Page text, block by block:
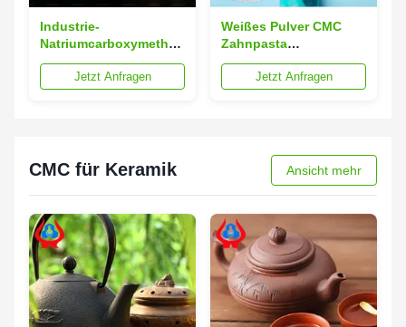
Industrie-
Natriumcarboxymethyl
Cellulose CMC
Zusatzstoff in
Jetzt Anfragen
Weißes Pulver CMC
Zahnpasta
Zusatzstoffe
Natriumcarboxymethyl
Jetzt Anfragen
CMC für Keramik Ansicht mehr